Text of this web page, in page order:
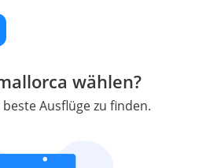
wählen?
Ausflüge zu finden.